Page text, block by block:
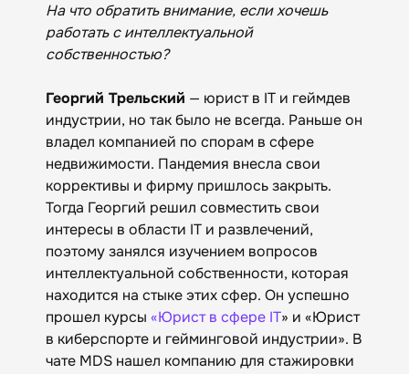
На что обратить внимание, если хочешь
работать с интеллектуальной
собственностью?
Георгий Трельский — юрист в IT и геймдев
индустрии, но так было не всегда. Раньше он
владел компанией по спорам в сфере
недвижимости. Пандемия внесла свои
коррективы и фирму пришлось закрыть.
Тогда Георгий решил совместить свои
интересы в области IT и развлечений,
поэтому занялся изучением вопросов
интеллектуальной собственности, которая
находится на стыке этих сфер. Он успешно
прошел курсы «‎Юрист в сфере IT» и «‎Юрист
в киберспорте и гейминговой индустрии»‎‎. В
чате MDS нашел компанию для стажировки